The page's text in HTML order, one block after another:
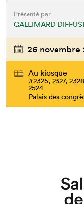
Présenté par
GALLIMARD
26 novembre
Au kiosque
#2325, 2327,
2524
Palais des